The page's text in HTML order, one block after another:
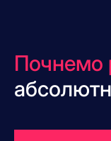
Почнемо